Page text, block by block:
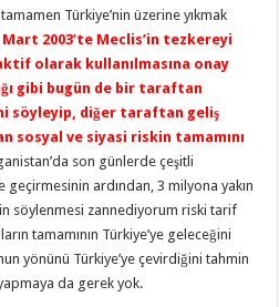
Türkiye’nin üzerine yıkmak
2003’te Meclis’in tezkereyi
olarak kullanılmasına onay
gibi bugün de bir taraftan
söyleyip, diğer taraftan geliş
sosyal ve siyasi riskin tamamını
son günlerde çeşitli
ardından, 3 milyona yakın
söylenmesi zannediyorum riski tarif
tamamının Türkiye’ye geleceğini
yönünü Türkiye’ye çevirdiğini tahmin
da gerek yok.